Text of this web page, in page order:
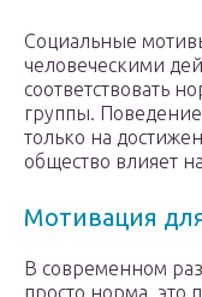
Социальные
человеческими
соответствовать
группы.
только на
общество влияет
Мотивация
В современном
просто норма, это